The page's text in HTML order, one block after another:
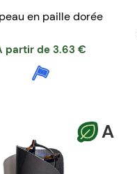
en paille dorée
partir de 3.63 €
A